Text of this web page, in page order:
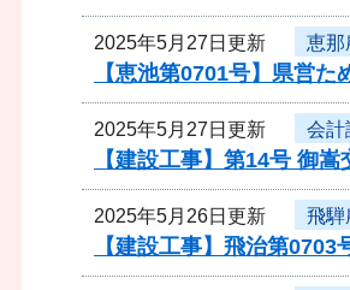
2025年5月27日更新 恵那
【恵池第0701号】県営
2025年5月27日更新 会計
【建設工事】第14号 御
2025年5月26日更新 飛騨
【建設工事】飛治第